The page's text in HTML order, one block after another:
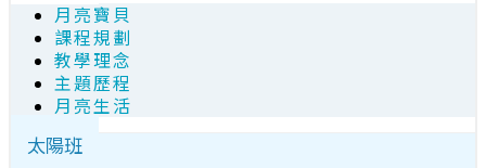
月亮寶貝
課程規劃
教學理念
主題歷程
月亮生活
太陽班